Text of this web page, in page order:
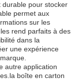
durable pour stocker
permet aux
sur les
rend parfaits à des
dans la
une expérience
autre application
boîte en carton